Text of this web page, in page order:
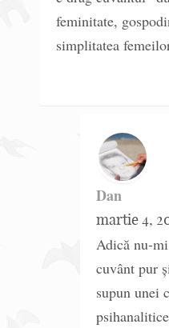
feminitate,
simplitatea
Dan
martie 4,
Adică nu-
cuvânt pur
supun unei